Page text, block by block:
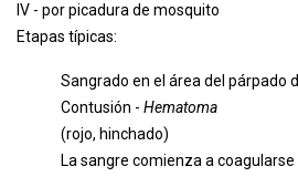
IV - por picadura de mosquito
Etapas típicas:
Sangrado en el área del párpado
Contusión - Hematoma
(rojo, hinchado)
La sangre comienza a coagularse